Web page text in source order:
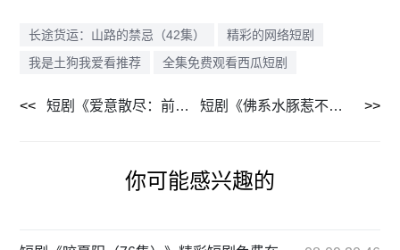
长途货运：山路的禁忌（42集）
精彩的网络短剧
我是土狗我爱看推荐
全集免费观看西瓜短剧
短剧《爱意散尽：前夫请勿扰（35集）》免费短剧完整版在线播 短剧《佛系水豚惹不起（15集）》短剧全集在线免费欣赏
你可能感兴趣的